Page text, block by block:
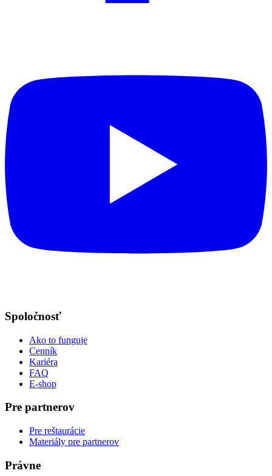
Spoločnosť
Ako to funguje
Cenník
Kariéra
FAQ
E-shop
Pre partnerov
Pre reštaurácie
Materiály pre partnerov
Právne